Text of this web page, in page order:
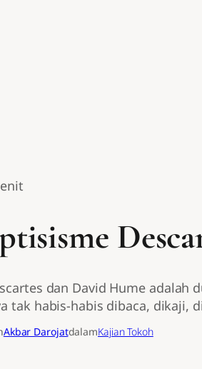
dan David Hume
tak habis-habis dibaca, dikaji,
Akbar DarojatdalamKajian Tokoh